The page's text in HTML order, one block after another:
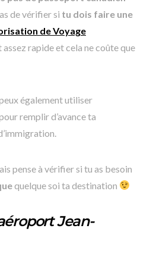
de vérifier si tu dois faire une
de Voyage
assez rapide et cela ne coûte que
également utiliser
remplir d’avance ta
pense à vérifier si tu as besoin
quelque soi ta destination
Jean-